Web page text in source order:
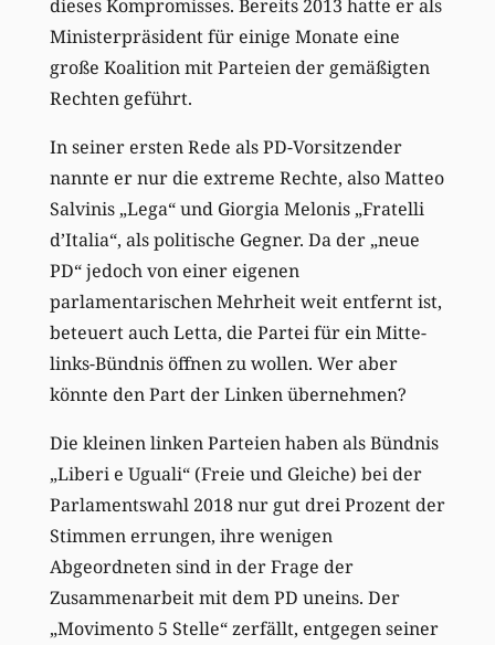
dieses Kompromisses. Bereits 2013 hatte er als
Ministerpräsident für einige Monate eine
große Koalition mit Parteien der gemäßigten
Rechten geführt.
In seiner ersten Rede als PD-Vorsitzender
nannte er nur die extreme Rechte, also Matteo
Salvinis „Lega“ und Giorgia Melonis „Fratelli
d’Italia“, als politische Gegner. Da der „neue
PD“ jedoch von einer eigenen
parlamentarischen Mehrheit weit entfernt ist,
beteuert auch Letta, die Partei für ein Mitte-
links-Bündnis öffnen zu wollen. Wer aber
könnte den Part der Linken übernehmen?
Die kleinen linken Parteien haben als Bündnis
„Liberi e Uguali“ (Freie und Gleiche) bei der
Parlamentswahl 2018 nur gut drei Prozent der
Stimmen errungen, ihre wenigen
Abgeordneten sind in der Frage der
Zusammenarbeit mit dem PD uneins. Der
„Movimento 5 Stelle“ zerfällt, entgegen seiner